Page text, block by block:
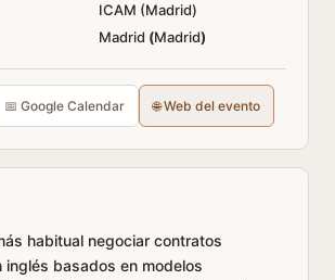
ICAM (Madrid)
Madrid (Madrid)
📅 Google Calendar 🌐 Web del evento
habitual negociar contratos
inglés basados en modelos